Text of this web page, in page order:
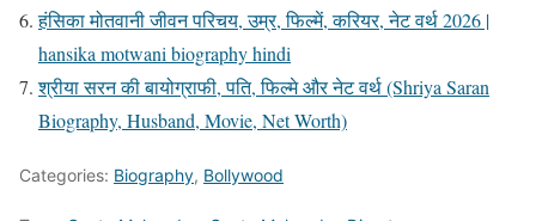
हंसिका मोतवानी जीवन परिचय, उम्र, फिल्में, करियर, नेट वर्थ 2026 |
hansika motwani biography hindi
श्रीया सरन की बायोग्राफी, पति, फिल्मे और नेट वर्थ (Shriya Saran
Biography, Husband, Movie, Net Worth)
Categories: Biography, Bollywood